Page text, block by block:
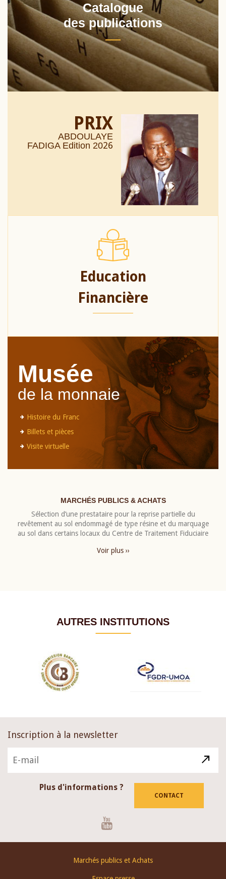
Catalogue
des publications
PRIX
ABDOULAYE
FADIGA Edition 2026
Education
Financière
Musée
de la monnaie
Histoire du Franc
Billets et pièces
Visite virtuelle
MARCHÉS PUBLICS & ACHATS
Sélection d’une prestataire pour la reprise partielle du
revêtement au sol endommagé de type résine et du marquage
au sol dans certains locaux du Centre de Traitement Fiduciaire
Voir plus ››
AUTRES INSTITUTIONS
Inscription à la newsletter
Plus d'informations ?
CONTACT
Marchés publics et Achats